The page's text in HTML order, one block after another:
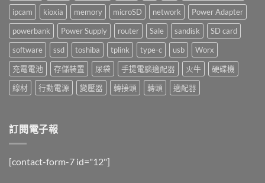
ipcam
kioxia memory microSD network
Power Adapter
powerbank
Power Supply router Sale sandisk
SD card
software
ssd toshiba tplink type-c usb
Worx
充電電池
存儲裝置 尿袋 手提電腦適配器 火牛
硬碟機
線材
行動電源 變壓器 轉接頭 轉頭 適配器
訂閱電子報
[contact-form-7 id="12"]